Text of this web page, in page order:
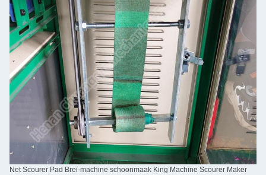
Net Scourer Pad Brei-machine schoonmaak King Machine Scourer Maker